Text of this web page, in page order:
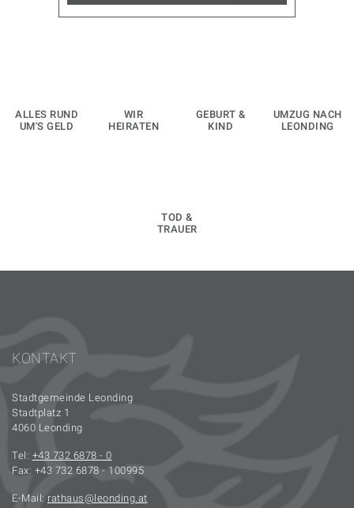
ALLES RUND
UM'S GELD
WIR
HEIRATEN
GEBURT &
KIND
UMZUG NACH
LEONDING
TOD &
TRAUER
KONTAKT
Stadtgemeinde Leonding
Stadtplatz 1
4060 Leonding
Tel: +43 732 6878 - 0
Fax: +43 732 6878 - 100995
E-Mail: rathaus leonding.at